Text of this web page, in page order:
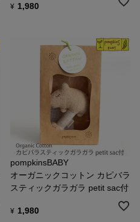
¥ 1,980
pompkinsBABY
オーガニックコットン カピバラ
スティックガラガラ petit sac付
¥ 1,980